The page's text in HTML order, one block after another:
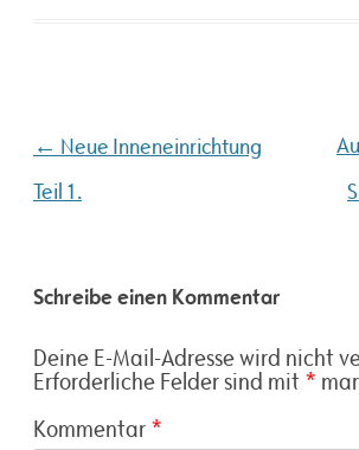
Beitragsnavigation
← Neue Inneneinrichtung
Teil 1.
Schreibe einen Kommentar
Deine E-Mail-Adresse wird nicht
Erforderliche Felder sind mit *
Kommentar *